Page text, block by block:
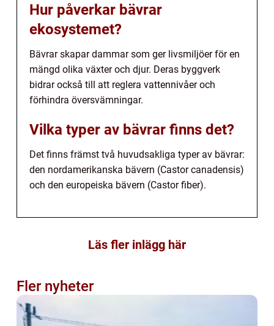
Hur påverkar bävrar
ekosystemet?
Bävrar skapar dammar som ger livsmiljöer för en
mängd olika växter och djur. Deras byggverk
bidrar också till att reglera vattennivåer och
förhindra översvämningar.
Vilka typer av bävrar finns det?
Det finns främst två huvudsakliga typer av bävrar:
den nordamerikanska bävern (Castor canadensis)
och den europeiska bävern (Castor fiber).
Läs fler inlägg här
Fler nyheter